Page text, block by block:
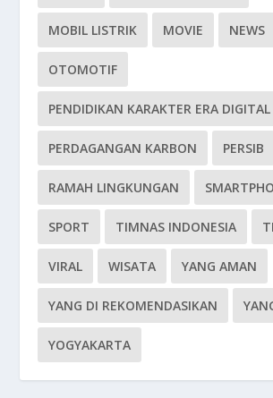
MOBIL LISTRIK MOVIE NEWS
OTOMOTIF
PENDIDIKAN KARAKTER ERA DIGITAL
PERDAGANGAN KARBON PERSIB
RAMAH LINGKUNGAN
SPORT TIMNAS INDONESIA
VIRAL WISATA YANG AMAN
YANG DI REKOMENDASIKAN
YOGYAKARTA